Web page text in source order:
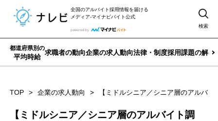
全国のアルバイト採用情報を届ける
メディア-マイナビバイト公式
検索
都道府県別の
平均時給
求職者の動向企業の求人動向法律・制度採用課題の解決
TOP 企業の求人動向 【ミドルシニア／シニア層のアルバ
【ミドルシニア／シニア層のアルバイト調